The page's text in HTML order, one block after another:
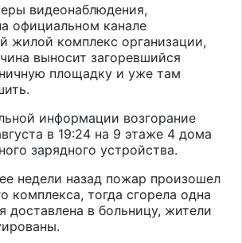
видеонаблюдения,
официальном канале
жилой комплекс организации,
выносит загоревшийся
площадку и уже там
информации возгорание
в 19:24 на 9 этаже 4 дома
зарядного устройства.
недели назад пожар произошел
комплекса, тогда сгорела одна
доставлена в больницу, жители